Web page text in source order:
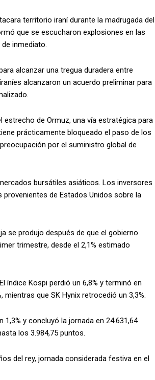
territorio iraní durante la madrugada del
que se escucharon explosiones en las
inmediato.
alcanzar una tregua duradera entre
alcanzaron un acuerdo preliminar para
de Ormuz, una vía estratégica para
prácticamente bloqueado el paso de los
por el suministro global de
bursátiles asiáticos. Los inversores
de Estados Unidos sobre la
se produjo después de que el gobierno
trimestre, desde el 2,1% estimado
índice Kospi perdió un 6,8% y terminó en
que SK Hynix retrocedió un 3,3%.
1,3% y concluyó la jornada en 24.631,64
los 3.984,75 puntos.
del rey, jornada considerada festiva en el